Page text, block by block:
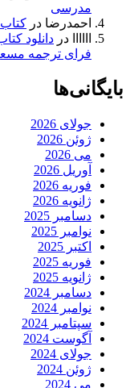
مدرسی
احمدرضا در
در دانلود
فرای ترجمه
بایگانی‌ها
جولای 2026
ژوئن 2026
می 2026
آوریل 2026
فوریه 2026
ژانویه 2026
دسامبر 2025
نوامبر 2025
اکتبر 2025
فوریه 2025
ژانویه 2025
دسامبر 2024
نوامبر 2024
سپتامبر 2024
آگوست 2024
جولای 2024
ژوئن 2024
می 2024